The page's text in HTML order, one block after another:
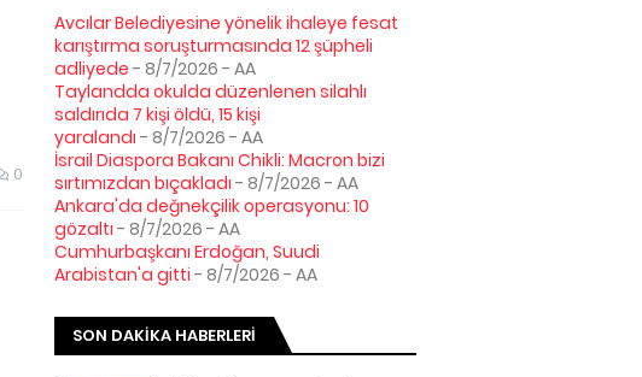
0
Avcılar Belediyesine yönelik ihaleye fesat
karıştırma soruşturmasında 12 şüpheli
adliyede - 8/7/2026 - AA
Taylandda okulda düzenlenen silahlı
saldırıda 7 kişi öldü, 15 kişi
yaralandı - 8/7/2026 - AA
İsrail Diaspora Bakanı Chikli: Macron bizi
sırtımızdan bıçakladı - 8/7/2026 - AA
Ankara'da değnekçilik operasyonu: 10
gözaltı - 8/7/2026 - AA
Cumhurbaşkanı Erdoğan, Suudi
Arabistan'a gitti - 8/7/2026 - AA
SON DAKIKA HABERLERI